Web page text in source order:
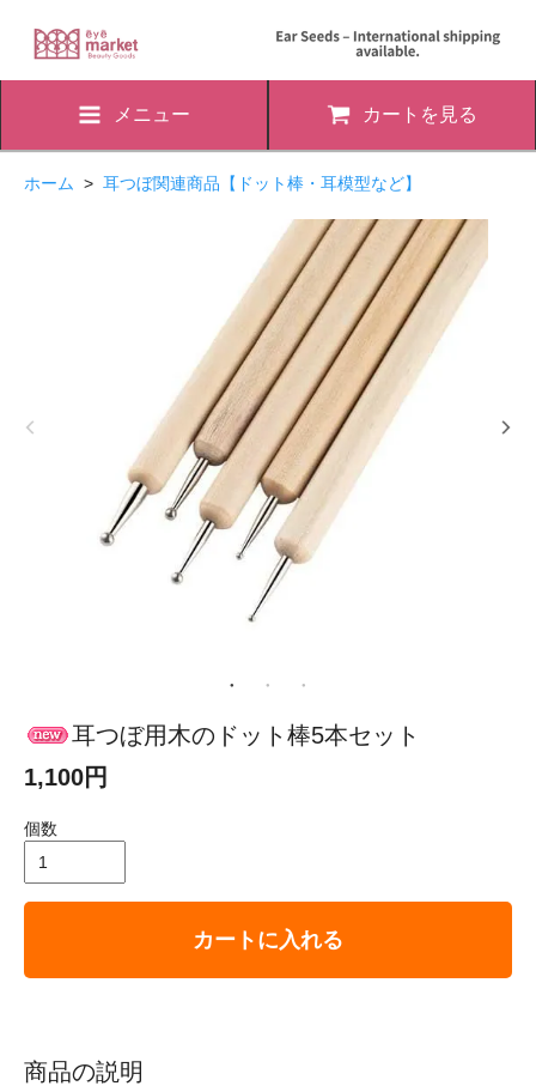
メニュー カートを見る
ホーム > 耳つぼ関連商品【ドット棒・耳模型など】
耳つぼ用木のドット棒5本セット
1,100円
個数
カートに入れる
商品の説明